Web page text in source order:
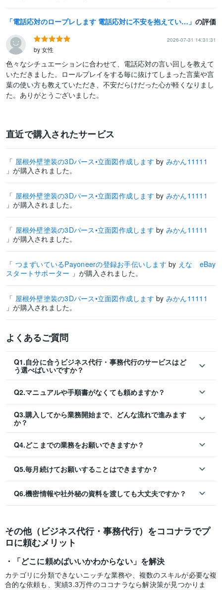
電話応対のロープレします 電話応対に不安を抱えている方へ の評価
2026-07-31 14:31:31
by 女性
色々なシチュエーションに合わせて、電話応対の言い回しを教えて
いただきました。ロールプレイをする毎に抜けてしまった言葉や言
葉の使い方も教えていただき、不安だらけだった心が軽くなりまし
た。ありがとうございました。
直近で購入されたサービス
「 屋根外壁塗装の3Dパース•立面図作成します by みかん11111
」が購入されました。
「 屋根外壁塗装の3Dパース•立面図作成します by みかん11111
」が購入されました。
「 屋根外壁塗装の3Dパース•立面図作成します by みかん11111
」が購入されました。
「 つまずいているPayoneerの登録お手伝いします by えな eBay
スタートサポーター 」が購入されました。
「 屋根外壁塗装の3Dパース•立面図作成します by みかん11111
」が購入されました。
よくあるご質問
Q1.自分に合うビジネス代行・事務代行のサービスはど
う選べばいいですか？
Q2.マニュアルや手順書がなくても頼めますか？
Q3.購入してから業務開始まで、どんな流れで進みます
か？
Q4.どこまでの業務をお願いできますか？
Q5.毎月続けてお願いすることはできますか？
Q6.機密情報や社外秘の資料を渡しても大丈夫ですか？
その他（ビジネス代行・事務代行）をココナラでプ
ロに頼むメリット
「どこに頼めばいいかわからない」を解決
カテゴリに分類できないニッチな業務や、複数のスキルが必要な複
合的な依頼も、実績3.3万件のココナラなら解決策が見つかりま